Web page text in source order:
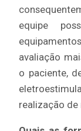
equipe
avaliação
o paciente,
realização de